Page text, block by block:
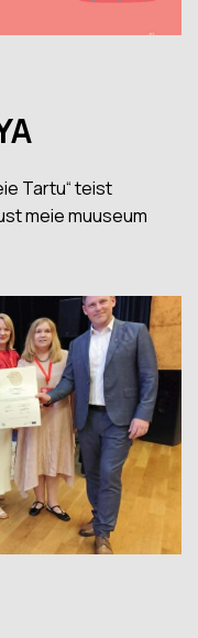
Tartu“ teist
meie muuseum